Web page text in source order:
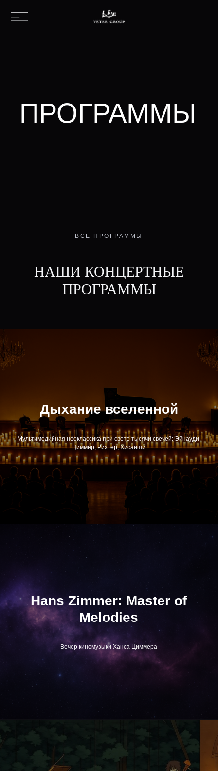
ВСЕ ПРОГРАММЫ
НАШИ КОНЦЕРТНЫЕ
ПРОГРАММЫ
Дыхание вселенной
Мультимедийная неоклассика при свете тысячи свечей: Эйнауди,
Циммер, Рихтер, Хисаиши
Hans Zimmer: Master of
Melodies
Вечер киномузыки Ханса Циммера